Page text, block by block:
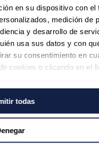
en su dispositivo con el
medición de
y desarrollo de
usa sus datos y con
su consentimiento en
cookies o clicando en el
su ubicación geográfica
varios metros
activamente
todas
un proyecto
en Portugal